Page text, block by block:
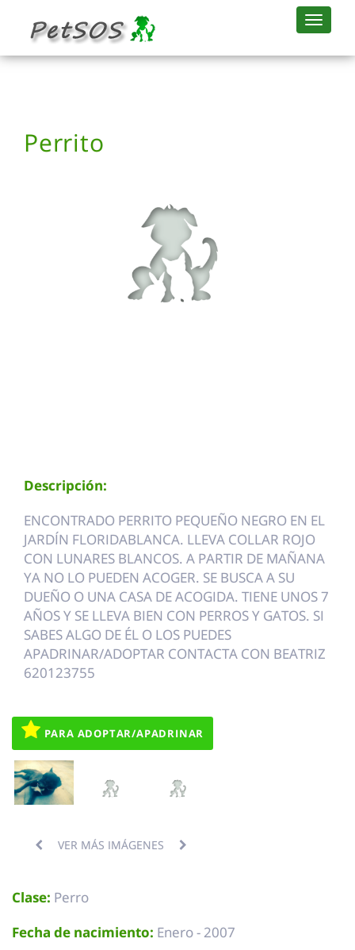
Perrito
Descripción:
ENCONTRADO PERRITO PEQUEÑO NEGRO EN EL
JARDÍN FLORIDABLANCA. LLEVA COLLAR ROJO
CON LUNARES BLANCOS. A PARTIR DE MAÑANA
YA NO LO PUEDEN ACOGER. SE BUSCA A SU
DUEÑO O UNA CASA DE ACOGIDA. TIENE UNOS 7
AÑOS Y SE LLEVA BIEN CON PERROS Y GATOS. SI
SABES ALGO DE ÉL O LOS PUEDES
APADRINAR/ADOPTAR CONTACTA CON BEATRIZ
620123755
PARA ADOPTAR/APADRINAR
VER MÁS IMÁGENES
Clase: Perro
Fecha de nacimiento: Enero - 2007